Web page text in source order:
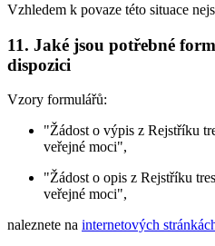
Vzhledem k povaze této situace
11. Jaké jsou potřebné
dispozici
Vzory formulářů:
"Žádost o výpis z Rejstříku
veřejné moci",
"Žádost o opis z Rejstříku
veřejné moci",
naleznete na internetových